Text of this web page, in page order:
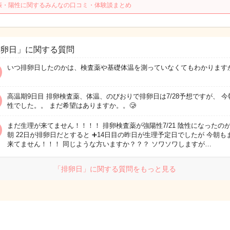
・陽性に関するみんなの口コミ・体験談まとめ
日」に関する質問
いつ排卵日したのかは、検査薬や基礎体温を測っていなくてもわかります
高温期9日目 排卵検査薬、体温、のびおりで排卵日は7/28予想ですが、 今
性でした。。 まだ希望はありますか。。🥲
まだ生理が来てません！！！！ 排卵検査薬が強陽性7/21 陰性になったの
朝 22日が排卵日だとすると ➕14日目の昨日が生理予定日でしたが 今朝も
来てません！！！ 同じような方いますか？？？ ソワソワしますが…
「排卵日」に関する質問をもっと見る